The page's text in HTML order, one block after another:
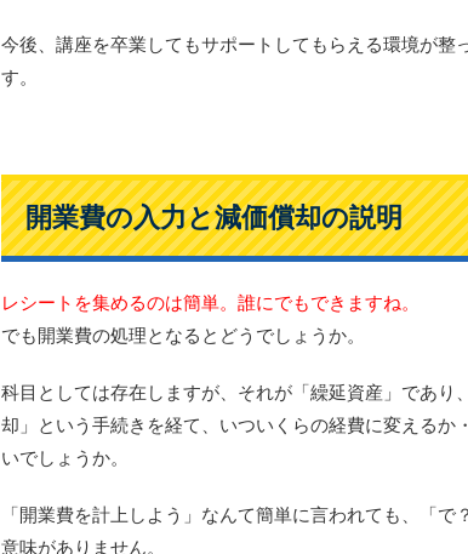
今後、講座を卒業してもサポートしてもらえる環境が整
す。
開業費の入力と減価償却の説明
レシートを集めるのは簡単。誰にでもできますね。
でも開業費の処理となるとどうでしょうか。
科目としては存在しますが、それが「繰延資産」であり
却」という手続きを経て、いついくらの経費に変えるか
いでしょうか。
「開業費を計上しよう」なんて簡単に言われても、「
意味がありません。